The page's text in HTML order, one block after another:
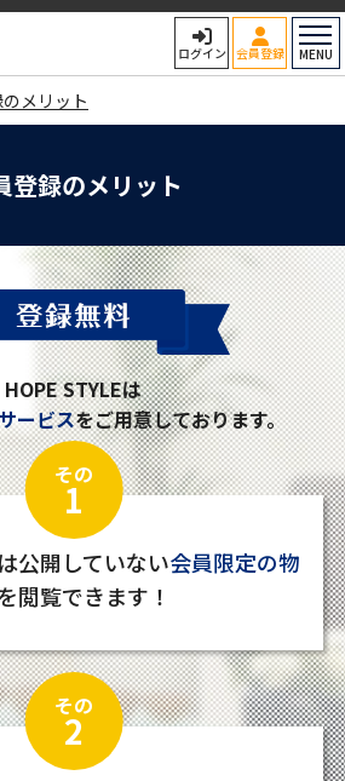
ログイン 会員登録 MENU
メリット
登録のメリット
HOPE STYLEは
ービスをご用意しております。
その
1
公開していない会員限定の物
閲覧できます！
その
2